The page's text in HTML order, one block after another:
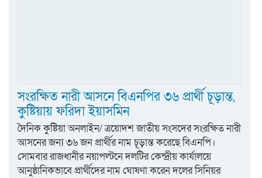
সংরক্ষিত নারী আসনে বিএনপির ৩৬ প্রার্থী চূড়ান্ত,
কুষ্টিয়ায় ফরিদা ইয়াসমিন
দৈনিক কুষ্টিয়া অনলাইন/ ত্রয়োদশ জাতীয় সংসদের সংরক্ষিত নারী
আসনের জন্য ৩৬ জন প্রার্থীর নাম চূড়ান্ত করেছে বিএনপি।
সোমবার রাজধানীর নয়াপল্টনে দলটির কেন্দ্রীয় কার্যালয়ে
আনুষ্ঠানিকভাবে প্রার্থীদের নাম ঘোষণা করেন দলের সিনিয়র